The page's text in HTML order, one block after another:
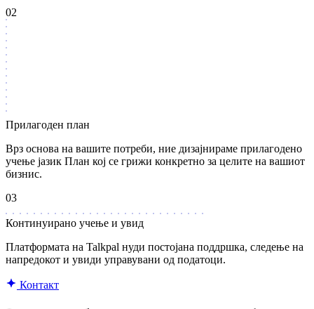
02
Прилагоден план
Врз основа на вашите потреби, ние дизајнираме прилагодено
учење јазик План кој се грижи конкретно за целите на вашиот
бизнис.
03
Континуирано учење и увид
Платформата на Talkpal нуди постојана поддршка, следење на
напредокот и увиди управувани од податоци.
Контакт